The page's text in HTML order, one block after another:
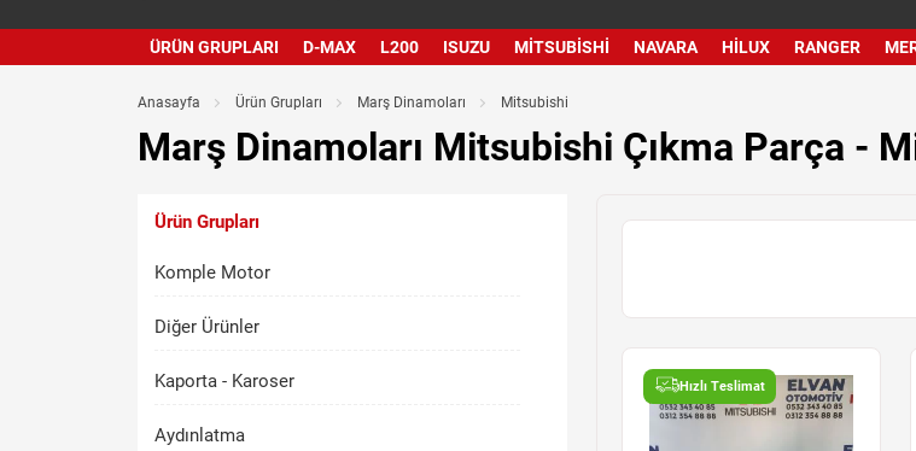
ÜRÜN GRUPLARI D-MAX L200 ISUZU MITSUBISHI NAVARA HILUX RANGER
Anasayfa Ürün Grupları Marş Dinamoları Mitsubishi
Marş Dinamoları Mitsubishi Çıkma Parça -
Ürün Grupları
Komple Motor
Diğer Ürünler
Kaporta - Karoser
Aydınlatma
Hızlı Teslimat